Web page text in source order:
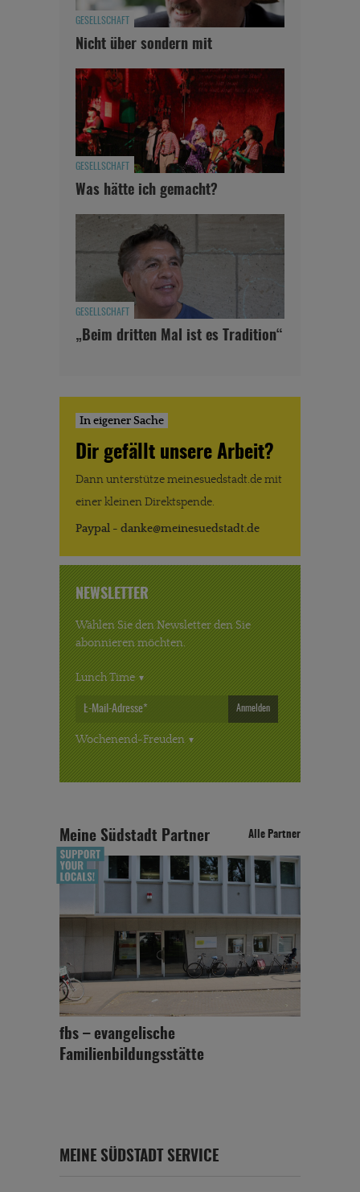
GESELLSCHAFT
Nicht über sondern mit
GESELLSCHAFT
Was hätte ich gemacht?
GESELLSCHAFT
„Beim dritten Mal ist es Tradition“
In eigener Sache
Dir gefällt unsere Arbeit?
Dann unterstütze meinesuedstadt.de mit
einer kleinen Direktspende.
Paypal - danke@meinesuedstadt.de
NEWSLETTER
Wählen Sie den Newsletter den Sie
abonnieren möchten.
Lunch Time
Anmelden
Wochenend-Freuden
Meine Südstadt Partner Alle Partner
fbs – evangelische
Familienbildungsstätte
MEINE SÜDSTADT SERVICE